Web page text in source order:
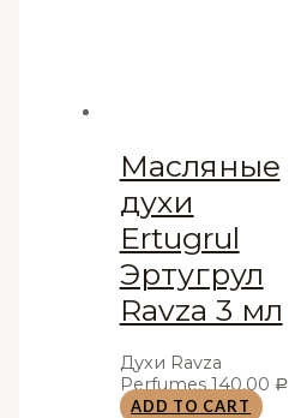
Масляные
духи
Ertugrul
Эртугрул
Ravza 3 мл
Духи Ravza
Perfumes140,00 Р
ADD TO CART